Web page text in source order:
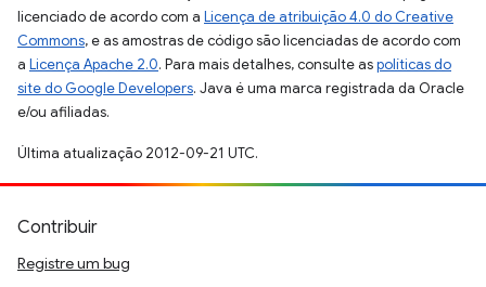
licenciado de acordo com a Licença de atribuição 4.0 do Creative
Commons, e as amostras de código são licenciadas de acordo com
a Licença Apache 2.0. Para mais detalhes, consulte aspolíticas do
site do Google Developers. Java é uma marca registrada da Oracle
e/ou afiliadas.
Última atualização 2012-09-21 UTC.
Contribuir
Registre um bug